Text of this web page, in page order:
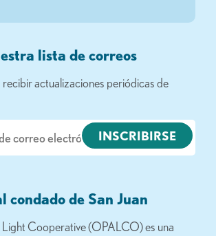
lista de correos
recibir actualizaciones periódicas de
condado de San Juan
Cooperative (OPALCO) es una